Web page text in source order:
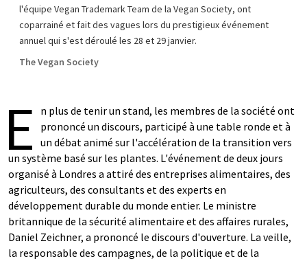
l'équipe Vegan Trademark Team de la Vegan Society, ont
coparrainé et fait des vagues lors du prestigieux événement
annuel qui s'est déroulé les 28 et 29 janvier.
The Vegan Society
E
n plus de tenir un stand, les membres de la société ont
prononcé un discours, participé à une table ronde et à
un débat animé sur l'accélération de la transition vers
un système basé sur les plantes. L'événement de deux jours
organisé à Londres a attiré des entreprises alimentaires, des
agriculteurs, des consultants et des experts en
développement durable du monde entier. Le ministre
britannique de la sécurité alimentaire et des affaires rurales,
Daniel Zeichner, a prononcé le discours d'ouverture. La veille,
la responsable des campagnes, de la politique et de la